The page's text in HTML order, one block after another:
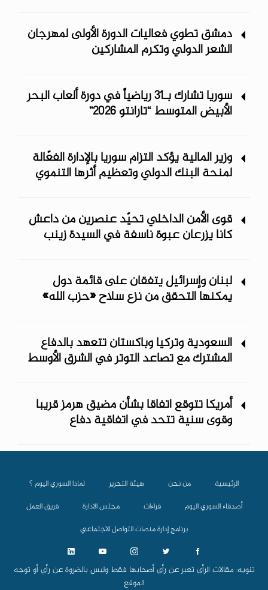
دمشق تطوي فعاليات الدورة الأولى لمهرجان
الشعر الدولي وتكرم المشاركين
سوريا تشارك بـ31 رياضياً في دورة ألعاب البحر
الأبيض المتوسط “تارانتو 2026”
وزير المالية يؤكد التزام سوريا بالإدارة الفعّالة
لمنحة البنك الدولي وتعظيم أثرها التنموي
قوى الأمن الداخلي تحيّد عنصرين من داعش
كانا يزرعان عبوة ناسفة في السيدة زينب
لبنان وإسرائيل يتفقان على قائمة دول
يمكنها التحقق من نزع سلاح «حزب الله»
السعودية وتركيا وباكستان تتعهد بالدفاع
المشترك مع تصاعد التوتر في الشرق الأوسط
أمريكا تتوقع اتفاقا بشأن مضيق هرمز قريبا
وقوى سنية تتحد في اتفاقية دفاع
الرئيسية من نحن هيئة التحرير
لماذا السوري اليوم ؟
أصدقاء السوري اليوم
قراءات مجلس الادارة
فريق العمل
برنامج إدارة منصات التواصل الاجتماعي
تنويه: مقالات الرأي تعبر عن رأي أصحابها فقط وليس بالضروة عن رأي أو توجه
الموقع